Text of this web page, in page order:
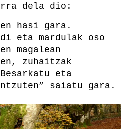
dela dio:
hasi gara.
eta mardulak oso
magalean
zuhaitzak
eta
saiatu gara.